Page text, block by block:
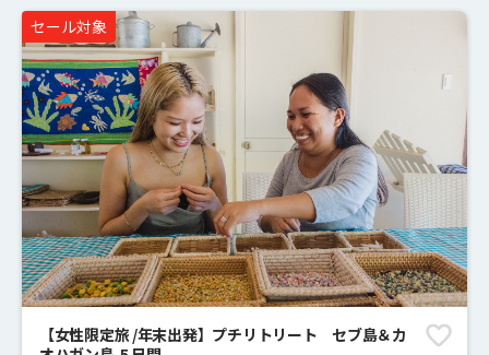
セール対象
【女性限定旅 /年末出発】プチリトリート セブ島＆カ